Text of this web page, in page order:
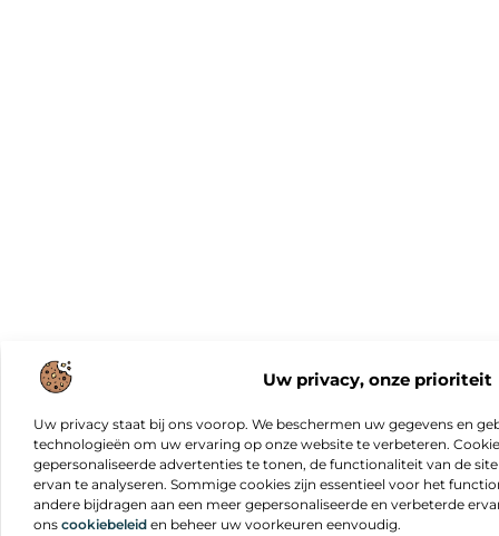
Uw privacy, onze prioriteit
Uw privacy staat bij ons voorop. We beschermen uw gegevens en
technologieën om uw ervaring op onze website te verbeteren.
gepersonaliseerde advertenties te tonen, de functionaliteit van de
ervan te analyseren. Sommige cookies zijn essentieel voor het
andere bijdragen aan een meer gepersonaliseerde en verbeterde
ons cookiebeleid en beheer uw voorkeuren eenvoudig.